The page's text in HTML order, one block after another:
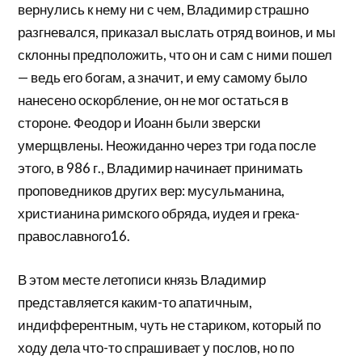
вернулись к нему ни с чем, Владимир страшно
разгневался, приказал выслать отряд воинов, и мы
склонны предположить, что он и сам с ними пошел
— ведь его богам, а значит, и ему самому было
нанесено оскорбление, он не мог остаться в
стороне. Феодор и Иоанн были зверски
умерщвлены. Неожиданно через три года после
этого, в 986 г., Владимир начинает принимать
проповедников других вер: мусульманина,
христианина римского обряда, иудея и грека-
православного16.
В этом месте летописи князь Владимир
представляется каким-то апатичным,
индифферентным, чуть не стариком, который по
ходу дела что-то спрашивает у послов, но по